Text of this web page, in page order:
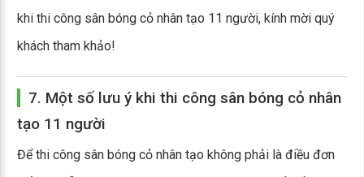
khi thi công sân bóng cỏ nhân tạo 11 người, kính mời quý
khách tham khảo!
7. Một số lưu ý khi thi công sân bóng cỏ nhân
tạo 11 người
Để thi công sân bóng cỏ nhân tạo không phải là điều đơn